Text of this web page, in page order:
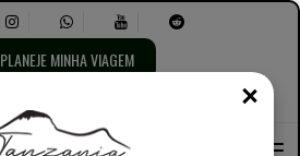
PLANEJE MINHA VIAGEM
seguinte:
Informações Práticas